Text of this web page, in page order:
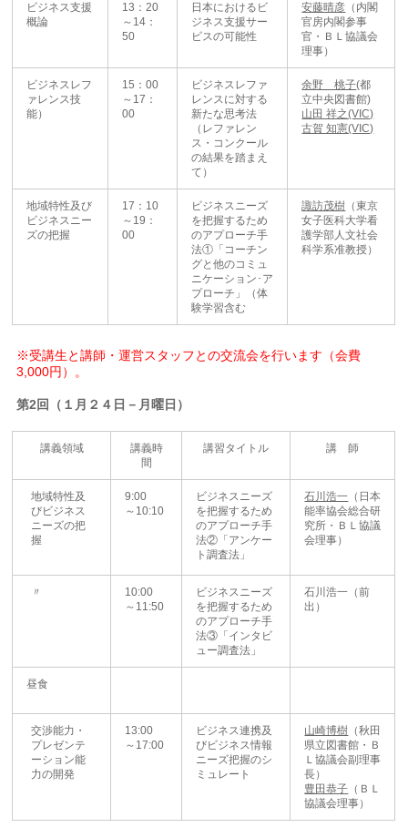
ビジネス支援
概論
13：20
～14：
50
日本におけるビ
ジネス支援サー
ビスの可能性
安藤晴彦 （内閣
官房内閣参事
官・ＢＬ協議会
理事）
ビジネスレフ
ァレンス技
能）
15：00
～17：
00
ビジネスレファ
レンスに対する
新たな思考法
（レファレン
ス・コンクール
の結果を踏まえ
て）
余野 桃子(都
立中央図書館)
山田 祥之(VIC)
古賀 知憲(VIC)
地域特性及び
ビジネスニー
ズの把握
17：10
～19：
00
ビジネスニーズ
を把握するため
のアプローチ手
法①「コーチン
グと他のコミュ
ニケーション･ア
プローチ」（体
験学習含む
諏訪茂樹 （東京
女子医科大学看
護学部人文社会
科学系准教授）
※受講生と講師・運営スタッフとの交流会を行います（会費
3,000円）。
第2回（１月２４日－月曜日）
講義領域
講義時
間
講習タイトル 講 師
地域特性及
びビジネス
ニーズの把
握
9:00
～10:10
ビジネスニーズ
を把握するため
のアプローチ手
法②「アンケー
ト調査法」
石川浩一 （日本
能率協会総合研
究所・ＢＬ協議
会理事）
〃
10:00
～11:50
ビジネスニーズ
を把握するため
のアプローチ手
法③「インタビ
ュー調査法」
石川浩一（前
出）
昼食
交渉能力・
プレゼンテ
ーション能
力の開発
13:00
～17:00
ビジネス連携及
びビジネス情報
ニーズ把握のシ
ミュレート
山崎博樹 （秋田
県立図書館・Ｂ
Ｌ協議会副理事
長）
豊田恭子 （ＢＬ
協議会理事）